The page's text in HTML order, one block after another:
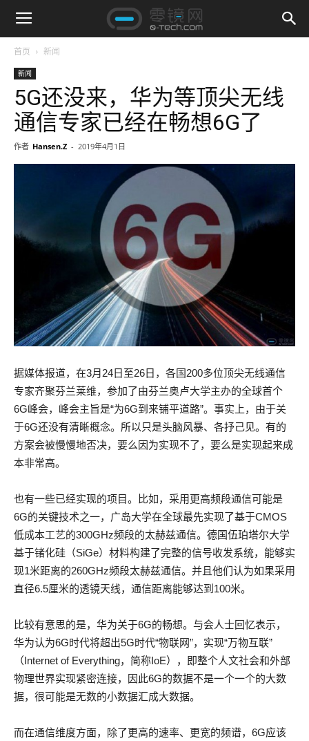
首页 新闻
新闻
5G还没来，华为等顶尖无线
通信专家已经在畅想6G了
作者 Hansen.Z - 2019年4月1日
据媒体报道，在3月24日至26日，各国200多位顶尖无线通信
专家齐聚芬兰莱维，参加了由芬兰奥卢大学主办的全球首个
6G峰会，峰会主旨是“为6G到来铺平道路”。事实上，由于关
于6G还没有清晰概念。所以只是头脑风暴、各抒己见。有的
方案会被慢慢地否决，要么因为实现不了，要么是实现起来成
本非常高。
也有一些已经实现的项目。比如，采用更高频段通信可能是
6G的关键技术之一，广岛大学在全球最先实现了基于CMOS
低成本工艺的300GHz频段的太赫兹通信。德国伍珀塔尔大学
基于锗化硅（SiGe）材料构建了完整的信号收发系统，能够实
现1米距离的260GHz频段太赫兹通信。并且他们认为如果采用
直径6.5厘米的透镜天线，通信距离能够达到100米。
比较有意思的是，华为关于6G的畅想。与会人士回忆表示，
华为认为6G时代将超出5G时代“物联网”，实现“万物互联”
（Internet of Everything，简称IoE），即整个人文社会和外部
物理世界实现紧密连接，因此6G的数据不是一个一个的大数
据，很可能是无数的小数据汇成大数据。
而在通信维度方面，除了更高的速率、更宽的频谱，6G应该